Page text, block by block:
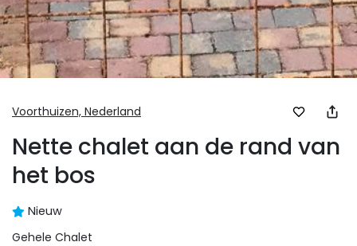
Voorthuizen, Nederland
Nette chalet aan de rand van
het bos
Nieuw
Gehele Chalet